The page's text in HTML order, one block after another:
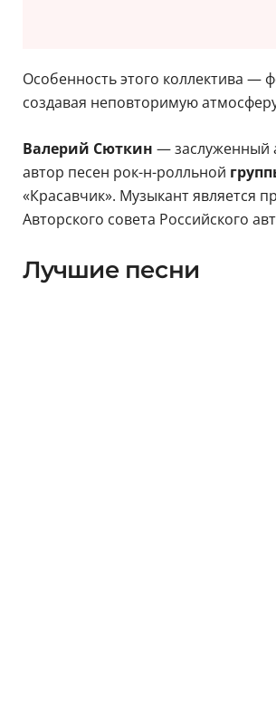
Особенность этого коллектива —
создавая неповторимую
Валерий Сюткин — заслуженный
автор песен рок-н-ролльной
«Красавчик». Музыкант является
Авторского совета Российского
Лучшие песни